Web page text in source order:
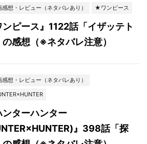
感想・レビュー（ネタバレあり） ★ワンピース
ンピース』1122話「イザッテト
の感想（※ネタバレ注意）
感想・レビュー（ネタバレあり）
ンターハンター
』398話「探